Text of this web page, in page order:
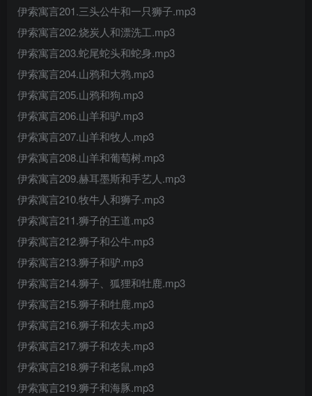
伊索寓言201.三头公牛和一只狮子.mp3
伊索寓言202.烧炭人和漂洗工.mp3
伊索寓言203.蛇尾蛇头和蛇身.mp3
伊索寓言204.山鸦和大鸦.mp3
伊索寓言205.山鸦和狗.mp3
伊索寓言206.山羊和驴.mp3
伊索寓言207.山羊和牧人.mp3
伊索寓言208.山羊和葡萄树.mp3
伊索寓言209.赫耳墨斯和手艺人.mp3
伊索寓言210.牧牛人和狮子.mp3
伊索寓言211.狮子的王道.mp3
伊索寓言212.狮子和公牛.mp3
伊索寓言213.狮子和驴.mp3
伊索寓言214.狮子、狐狸和牡鹿.mp3
伊索寓言215.狮子和牡鹿.mp3
伊索寓言216.狮子和农夫.mp3
伊索寓言217.狮子和农夫.mp3
伊索寓言218.狮子和老鼠.mp3
伊索寓言219.狮子和海豚.mp3